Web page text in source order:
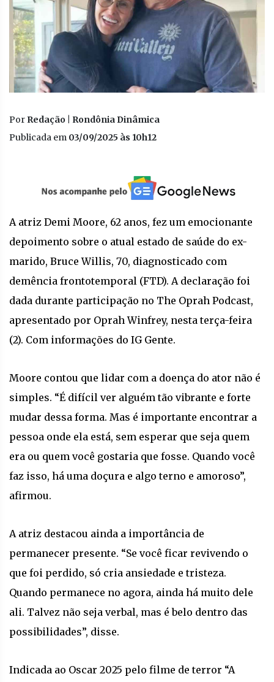
Por Redação | Rondônia Dinâmica
Publicada em 03/09/2025 às 10h12
A atriz Demi Moore, 62 anos, fez um emocionante
depoimento sobre o atual estado de saúde do ex-
marido, Bruce Willis, 70, diagnosticado com
demência frontotemporal (FTD). A declaração foi
dada durante participação no The Oprah Podcast,
apresentado por Oprah Winfrey, nesta terça-feira
(2). Com informações do IG Gente.
Moore contou que lidar com a doença do ator não é
simples. “É difícil ver alguém tão vibrante e forte
mudar dessa forma. Mas é importante encontrar a
pessoa onde ela está, sem esperar que seja quem
era ou quem você gostaria que fosse. Quando você
faz isso, há uma doçura e algo terno e amoroso”,
afirmou.
A atriz destacou ainda a importância de
permanecer presente. “Se você ficar revivendo o
que foi perdido, só cria ansiedade e tristeza.
Quando permanece no agora, ainda há muito dele
ali. Talvez não seja verbal, mas é belo dentro das
possibilidades”, disse.
Indicada ao Oscar 2025 pelo filme de terror “A